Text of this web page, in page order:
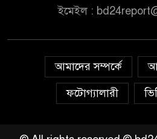
ইমেইল :
আমাদের সম্পর্কে
ফটোগ্যালারী